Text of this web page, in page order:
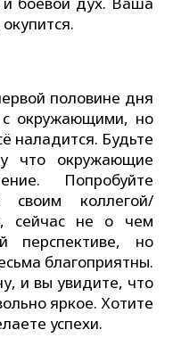
половине дня
окружающими, но
наладится. Будьте
что окружающие
Попробуйте
своим коллегой/
сейчас не о чем
перспективе, но
благоприятны.
и вы увидите, что
яркое. Хотите
успехи.